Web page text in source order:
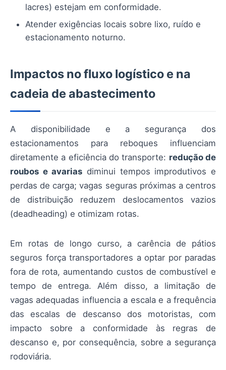
lacres) estejam em conformidade.
Atender exigências locais sobre lixo, ruído e
estacionamento noturno.
Impactos no fluxo logístico e na
cadeia de abastecimento
A disponibilidade e a segurança dos
estacionamentos para reboques influenciam
diretamente a eficiência do transporte: redução de
roubos e avarias diminui tempos improdutivos e
perdas de carga; vagas seguras próximas a centros
de distribuição reduzem deslocamentos vazios
(deadheading) e otimizam rotas.
Em rotas de longo curso, a carência de pátios
seguros força transportadores a optar por paradas
fora de rota, aumentando custos de combustível e
tempo de entrega. Além disso, a limitação de
vagas adequadas influencia a escala e a frequência
das escalas de descanso dos motoristas, com
impacto sobre a conformidade às regras de
descanso e, por consequência, sobre a segurança
rodoviária.